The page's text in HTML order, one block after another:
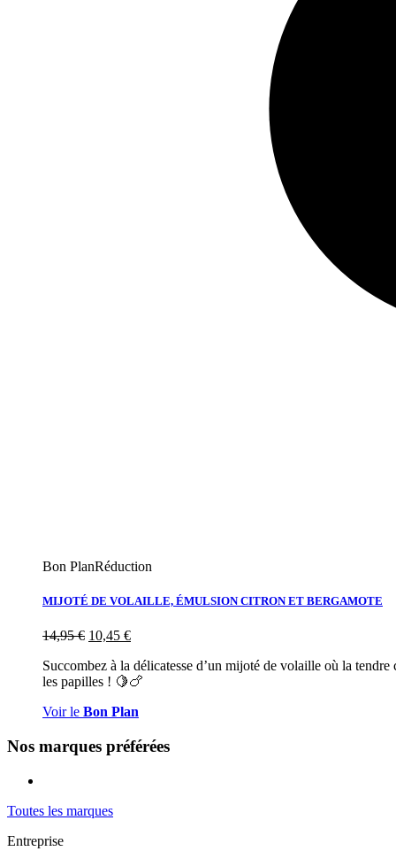
Bon PlanRéduction
MIJOTÉ DE VOLAILLE, ÉMULSION CITRON ET BERGAMOTE
14,95€ 10,45 €
Succombez à la délicatesse d’un mijoté de volaille où la
les papilles ! 🍋🍗
Voir le Bon Plan
Nos marques préférées
Toutes les marques
Entreprise